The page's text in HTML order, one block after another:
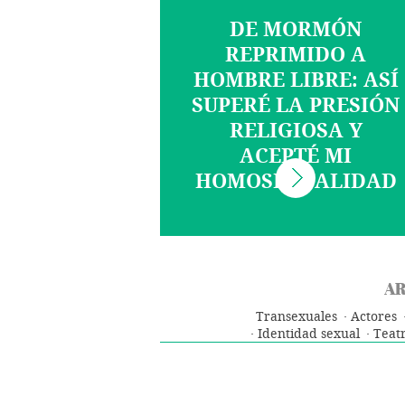
DE MORMÓN
REPRIMIDO A
HOMBRE LIBRE: ASÍ
SUPERÉ LA PRESIÓN
RELIGIOSA Y
ACEPTÉ MI
HOMOSEXUALIDAD
Transexuales
Actores
Identidad sexual